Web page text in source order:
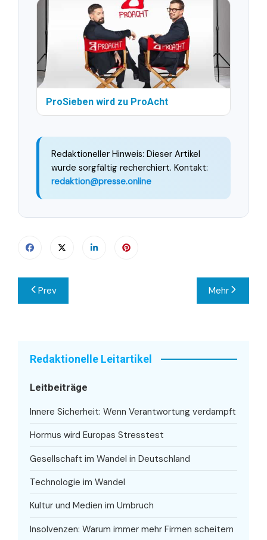
ProSieben wird zu ProAcht
Redaktioneller Hinweis: Dieser Artikel
wurde sorgfältig recherchiert. Kontakt:
redaktion@presse.online
Beitragsnavigation
Prev Mehr
Redaktionelle Leitartikel
Leitbeiträge
Innere Sicherheit: Wenn Verantwortung verdampft
Hormus wird Europas Stresstest
Gesellschaft im Wandel in Deutschland
Technologie im Wandel
Kultur und Medien im Umbruch
Insolvenzen: Warum immer mehr Firmen scheitern